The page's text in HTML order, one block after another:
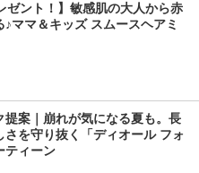
ゼント！】敏感肌の大人から赤
ママ＆キッズ スムースヘアミ
提案｜崩れが気になる夏も。長
さを守り抜く「ディオール フォ
ティーン